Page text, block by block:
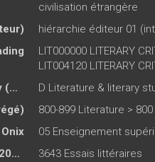
civilisation étrangère
hiérarchie éditeur 01
LIT000000 LITERARY
LIT004120 LITERARY
BIC subject category (UK)
D Literature & literary
800-899 Literature >
05 Enseignement
CLIL (Version 2013-2019 )
3643 Essais littéraires